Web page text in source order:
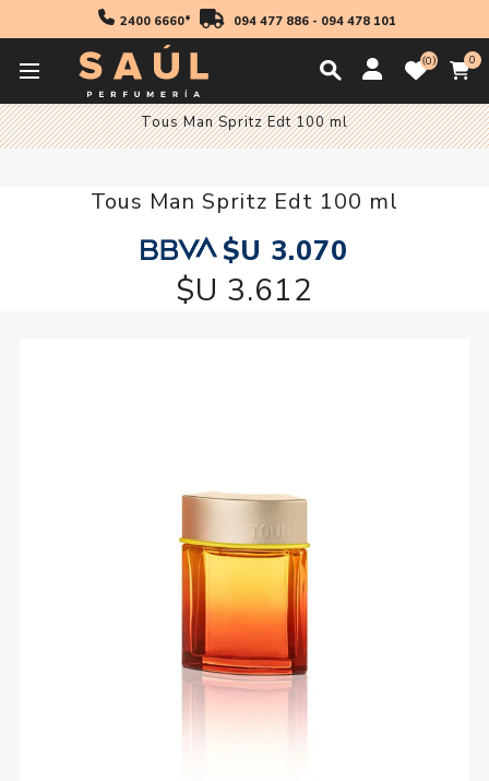
2400 6660* 094 477 886- 094 478 101
0 0
Fragancias
Tous Man Spritz Edt 100 ml
Tous Man Spritz Edt 100 ml
$U 3.070
$U 3.612